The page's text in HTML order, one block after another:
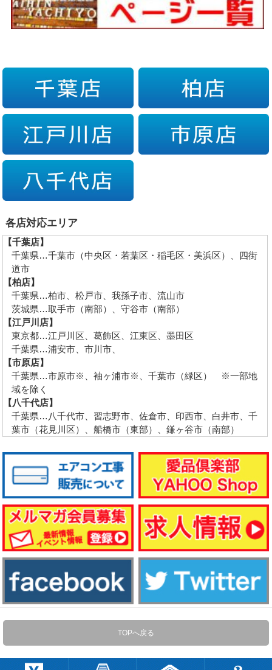
各店対応エリア
【千葉店】
千葉県…千葉市（中央区・若葉区・稲毛区・美浜区）、四街
道市
【柏店】
千葉県…柏市、松戸市、我孫子市、流山市
茨城県…取手市（南部）、守谷市（南部）
【江戸川店】
東京都…江戸川区、葛飾区、江東区、墨田区
千葉県…浦安市、市川市、
【市原店】
千葉県…市原市※、袖ヶ浦市※、千葉市（緑区） ※一部地
域を除く
【八千代店】
千葉県…八千代市、習志野市、佐倉市、印西市、白井市、千
葉市（花見川区）、船橋市（東部）、鎌ヶ谷市（南部）
TOPへ戻る